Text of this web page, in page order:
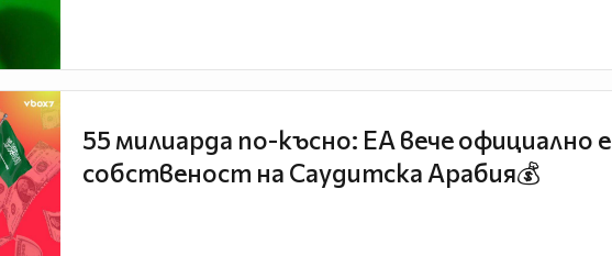
55 милиарда по-късно: EA вече официално е
собственост на Саудитска Арабия💰